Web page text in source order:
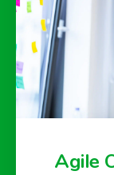
Agile